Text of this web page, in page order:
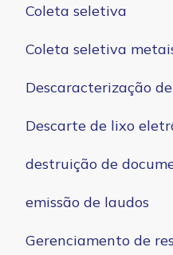
Coleta seletiva
Coleta seletiva
Descaracterização
Descarte de lixo
destruição de
emissão de laudos
Gerenciamento de